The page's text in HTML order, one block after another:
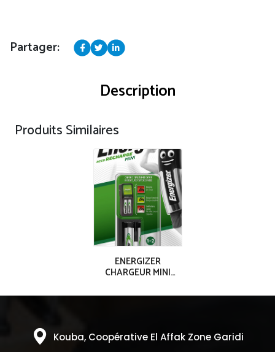
Partager:
Description
Produits Similaires
ENERGIZER
CHARGEUR MINI
mAh)
Kouba, Coopérative El Affak Zone Garidi